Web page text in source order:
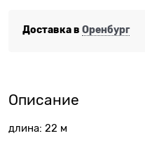
Доставка в Оренбург
Описание
длина: 22 м